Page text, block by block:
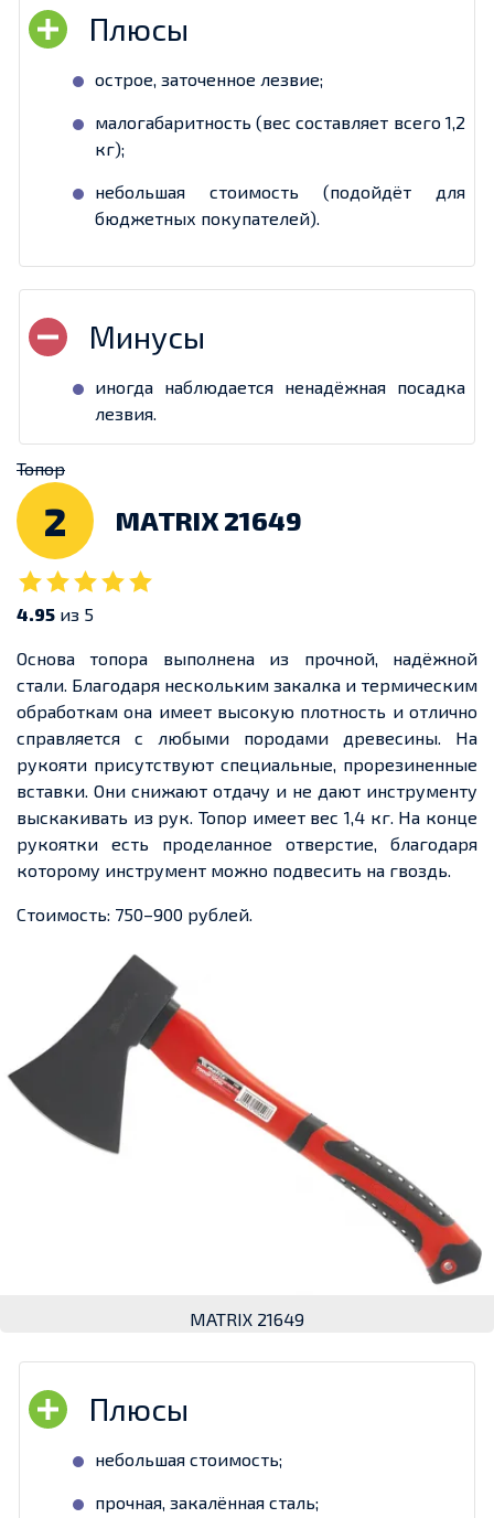
острое, заточенное лезвие;
малогабаритность (вес составляет всего 1,2
кг);
небольшая стоимость (подойдёт для
бюджетных покупателей).
иногда наблюдается ненадёжная посадка
лезвия.
Топор
2 MATRIX 21649
4.95 из 5
Основа топора выполнена из прочной, надёжной
стали. Благодаря нескольким закалка и термическим
обработкам она имеет высокую плотность и отлично
справляется с любыми породами древесины. На
рукояти присутствуют специальные, прорезиненные
вставки. Они снижают отдачу и не дают инструменту
выскакивать из рук. Топор имеет вес 1,4 кг. На конце
рукоятки есть проделанное отверстие, благодаря
которому инструмент можно подвесить на гвоздь.
Стоимость: 750–900 рублей.
MATRIX 21649
небольшая стоимость;
прочная, закалённая сталь;